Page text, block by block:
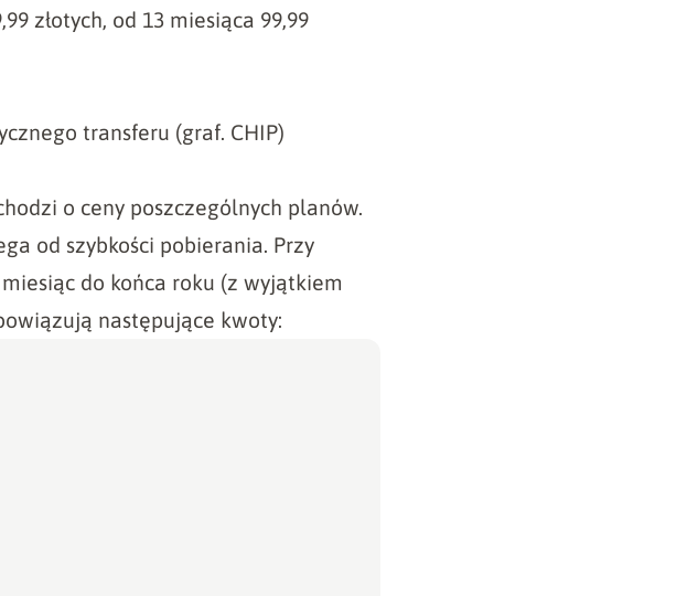
złotych, od 13 miesiąca 99,99
transferu (graf. CHIP)
o ceny poszczególnych planów.
od szybkości pobierania. Przy
do końca roku (z wyjątkiem
następujące kwoty: